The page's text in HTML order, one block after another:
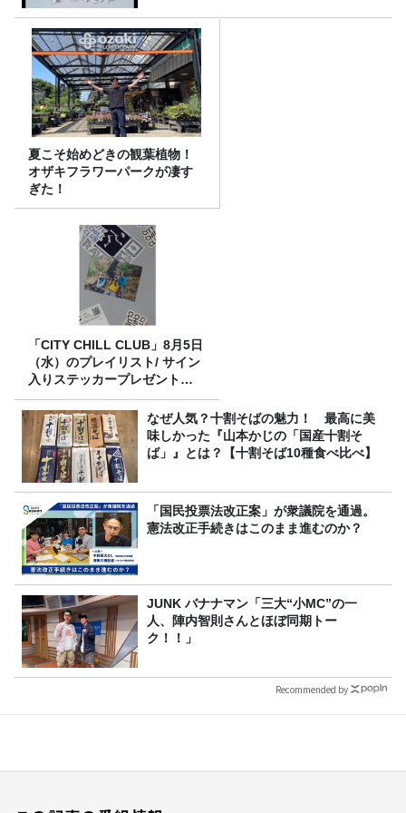
夏こそ始めどきの観葉植物！
オザキフラワーパークが凄す
ぎた！
「CITY CHILL CLUB」8月5日
（水）のプレイリスト/ サイン
入りステッカープレゼント有
り
なぜ人気？十割そばの魅力！ 最高に美
味しかった『山本かじの「国産十割そ
ば」』とは？【十割そば10種食べ比べ】
「国民投票法改正案」が衆議院を通過。
憲法改正手続きはこのまま進むのか？
JUNK バナナマン「三大“小MC”の一
人、陣内智則さんとほぼ同期トー
ク！！」
Recommended by